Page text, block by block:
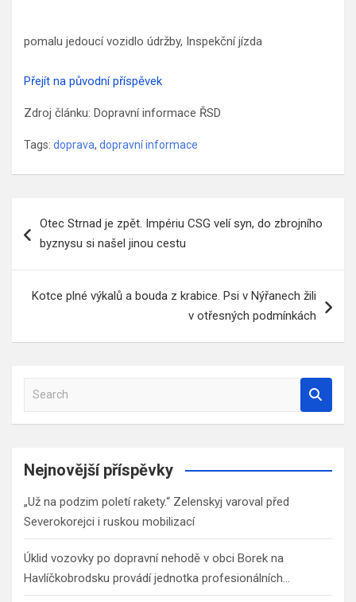
pomalu jedoucí vozidlo údržby, Inspekční jízda
Přejít na původní příspěvek
Zdroj článku: Dopravní informace ŘSD
Tags: doprava, dopravní informace
proOtec Strnad je zpět. Impériu CSG velí syn, do zbrojního
byznysu si našel jinou cestu
Kotce plné výkalů a bouda z krabice. Psi v Nýřanech žili
v otřesných podmínkách
a
c
Nejnovější příspěvky
„Už na podzim poletí rakety.“ Zelenskyj varoval před
Severokorejci i ruskou mobilizací
Úklid vozovky po dopravní nehodě v obci Borek na
Havlíčkobrodsku provádí jednotka profesionálních…